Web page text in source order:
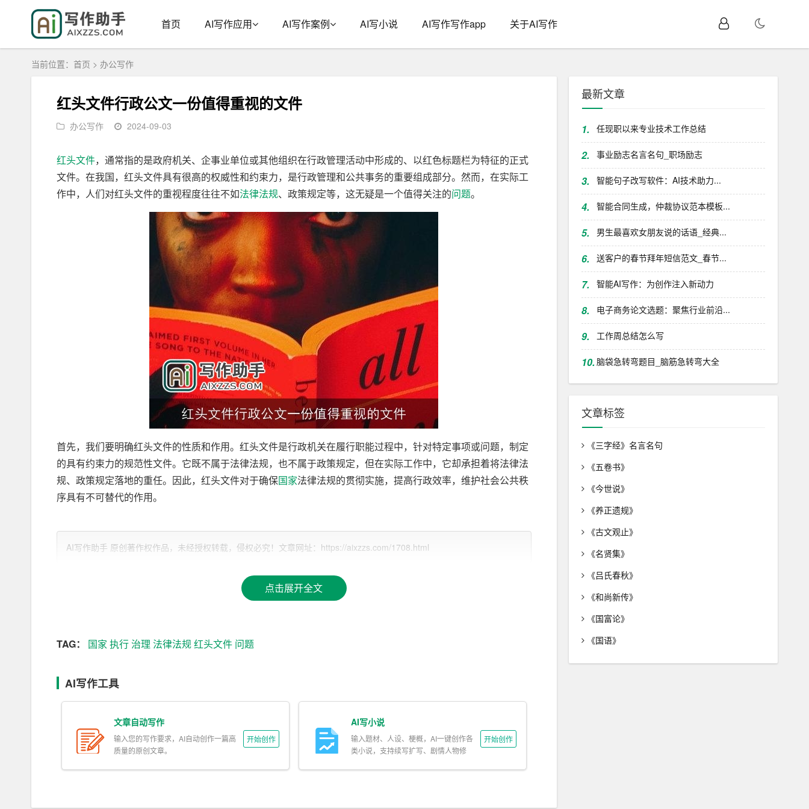
首页 AI写作应用 AI写作案例 AI写小说 AI写作写作app 关于AI写作
当前位置： 首页 > 办公写作
红头文件行政公文一份值得重视的文件
办公写作 2024-09-03
红头文件，通常指的是政府机关、企事业单位或其他组织在行政管理活动中形成的、以红色标题栏为特征的正式
文件。在我国，红头文件具有很高的权威性和约束力，是行政管理和公共事务的重要组成部分。然而，在实际工
作中，人们对红头文件的重视程度往往不如法律法规、政策规定等，这无疑是一个值得关注的问题。
首先，我们要明确红头文件的性质和作用。红头文件是行政机关在履行职能过程中，针对特定事项或问题，制定
的具有约束力的规范性文件。它既不属于法律法规，也不属于政策规定，但在实际工作中，它却承担着将法律法
规、政策规定落地的重任。因此，红头文件对于确保国家法律法规的贯彻实施，提高行政效率，维护社会公共秩
序具有不可替代的作用。
文件都在发挥着关键作用。例如，近年来我国政府针对环境保护、脱贫攻坚、创新创业等领域制定的红头文件，
为相关工作的推进提供了有力的制度保障。可以说，红头文件已经渗透到了国家
然而，在实际工作中，红头文件却面临着被忽视的尴尬境地。一方面，部分领导干部对红头文件的重要性认识不
上削弱了红头文件的作用，影响了国家治理效能。
为了改变这种现状，我们需要从以下几个方面入手：
1. 提高认识。各级领导干部要充分认识到红头文件在行政管理中的重要地位，把它作为贯彻落实法律法规、政策
规定的重要手段，切实加强对红头文件的领导和管理。
2. 完善制度。建立健全红头文件的制定、审批、发布、执行、监督、评估等环节，确保红头文件的科学性、合法
AI写作助手 原创著作权作品，未经授权转载，侵权必究！文章网址：https://aixzzs.com/1708.html
点击展开全文
TAG： 国家 执行 治理 法律法规红头文件 问题
AI写作工具
文章自动写作
输入您的写作要求，AI自动创作一篇高
质量的原创文章。
开始创作
AI写小说
输入题材、人设、梗概，AI一键创作各
类小说，支持续写扩写、剧情人物修
开始创作
最新文章
1. 任现职以来专业技术工作总结
2. 事业励志名言名句_职场励志
3. 智能句子改写软件：AI技术助力...
4. 智能合同生成，仲裁协议范本模板...
5. 男生最喜欢女朋友说的话语_经典...
6. 送客户的春节拜年短信范文_春节...
7. 智能AI写作：为创作注入新动力
8. 电子商务论文选题：聚焦行业前沿...
9. 工作周总结怎么写
10.脑袋急转弯题目_脑筋急转弯大全
文章标签
《三字经》名言名句
《五卷书》
《今世说》
《养正遗规》
《古文观止》
《名贤集》
《吕氏春秋》
《和尚新传》
《国富论》
《国语》